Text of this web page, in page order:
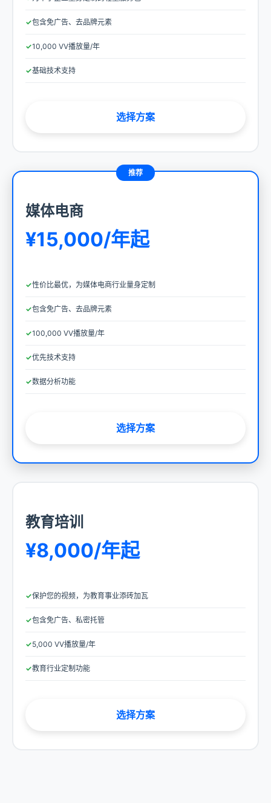
包含免广告、去品牌元素
10,000 VV播放量/年
基础技术支持
选择方案
媒体电商
¥15,000/年起
性价比最优，为媒体电商行业量身定制
包含免广告、去品牌元素
100,000 VV播放量/年
优先技术支持
数据分析功能
选择方案
教育培训
¥8,000/年起
保护您的视频，为教育事业添砖加瓦
包含免广告、私密托管
5,000 VV播放量/年
教育行业定制功能
选择方案